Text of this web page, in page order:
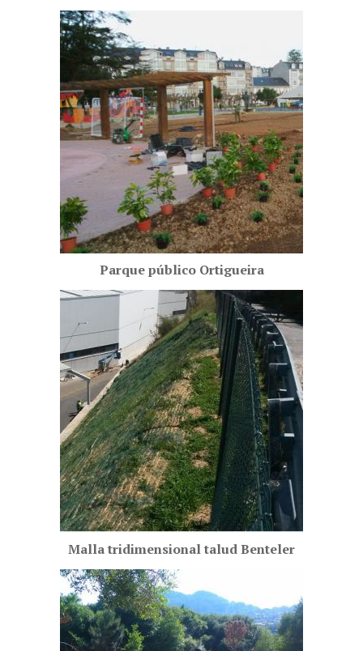
Parque público Ortigueira
Malla tridimensional talud Benteler